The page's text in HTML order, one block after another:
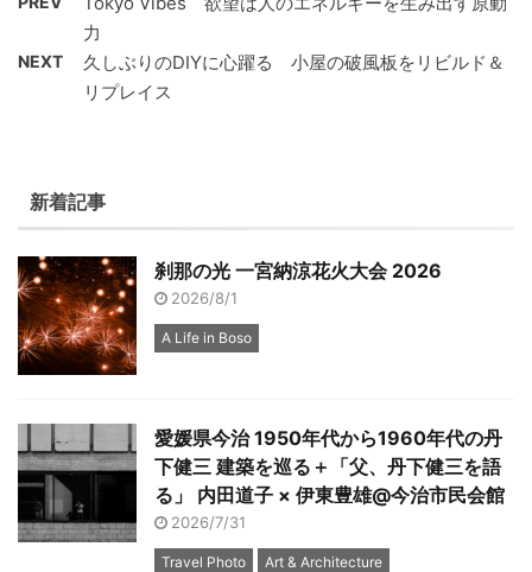
力
NEXT
久しぶりのDIYに心躍る 小屋の破風板をリビルド＆
リプレイス
新着記事
刹那の光 一宮納涼花火大会 2026
2026/8/1
A Life in Boso
愛媛県今治 1950年代から1960年代の丹
下健三 建築を巡る＋「父、丹下健三を語
る」 内田道子 × 伊東豊雄@今治市民会館
2026/7/31
Travel Photo Art & Architecture